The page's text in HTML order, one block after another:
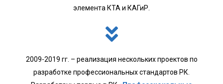
элемента КТА и КАГиР.
2009-2019 гг. – реализация нескольких проектов по
разработке профессиональных стандартов РК.